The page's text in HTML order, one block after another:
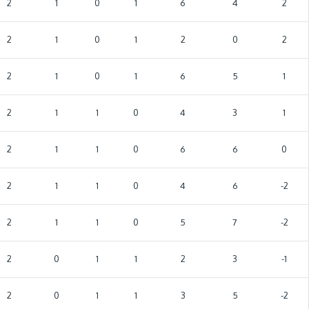
2 1 0 1 6 4 2
2 1 0 1 2 0 2
2 1 0 1 6 5 1
2 1 1 0 4 3 1
2 1 1 0 6 6 0
2 1 1 0 4 6 -2
2 1 1 0 5 7 -2
2 0 1 1 2 3 -1
2 0 1 1 3 5 -2